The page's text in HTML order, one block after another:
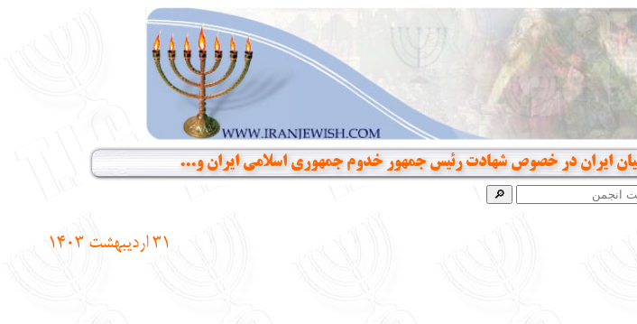
ایران در خصوص شهادت رئیس جمهور خدوم جمهوری اسلامی ایران و...
اردیبهشت 1403